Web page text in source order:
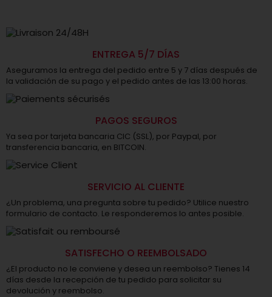
ENTREGA 5/7 DÍAS
Aseguramos la entrega del pedido entre 5 y 7 días después de
la validación de su pago y el pedido antes de las 13:00 horas.
PAGOS SEGUROS
Ya sea por tarjeta bancaria CIC (SSL), por Paypal, por
transferencia bancaria, en BITCOIN.
SERVICIO AL CLIENTE
¿Un problema, una pregunta sobre tu pedido? Utilice nuestro
formulario de contacto. Le responderemos lo antes posible.
SATISFECHO O REEMBOLSADO
¿El producto no le conviene y desea un reembolso? Tienes 14
días desde la recepción de tu pedido para solicitar su
devolución y reembolso.